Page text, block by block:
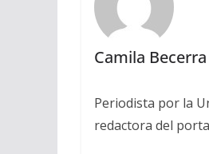
Camila Becerra
Periodista por la
redactora del